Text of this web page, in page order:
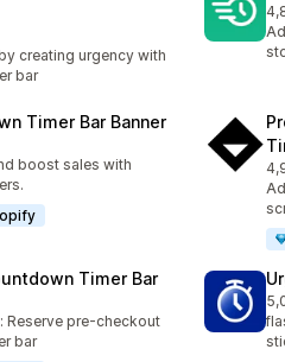
67
creating urgency with
bar
Timer Bar Banner
15
boost sales with
Timer Bar
21
Reserve pre-checkout
bar